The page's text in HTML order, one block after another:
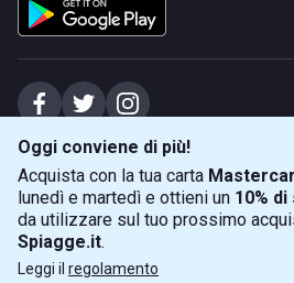
Oggi conviene di più!
Acquista con la tua carta
lunedì e martedì e ottieni un 10%
da utilizzare sul tuo prossimo
Spiagge.it.
Leggi il regolamento
Spiagge Srl - Sede legale: Via Marecchiese
capitale sociale Euro 31245,57 - Iscritta al
Sede operativa: Via Flaminia 180, 47924
info@spiagge.it - p.i./c.f. 04536640404
© 2026 Spiagge Srl. Tutti i diritti